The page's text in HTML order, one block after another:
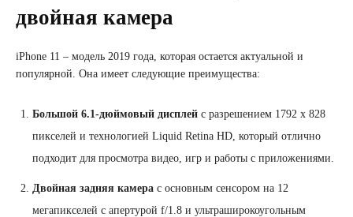
двойная камера
iPhone 11 – модель 2019 года, которая остается актуальной и
популярной. Она имеет следующие преимущества:
Большой 6.1-дюймовый дисплей с разрешением 1792 x 828
пикселей и технологией Liquid Retina HD, который отлично
подходит для просмотра видео, игр и работы с приложениями.
Двойная задняя камера с основным сенсором на 12
мегапикселей с апертурой f/1.8 и ультраширокоугольным